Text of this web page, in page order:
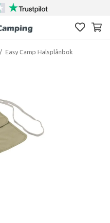
/ Easy Camp Halsplånbok